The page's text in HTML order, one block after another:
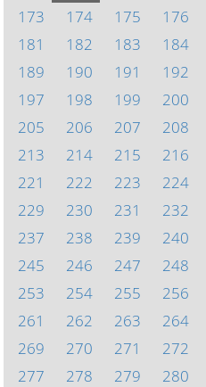
173
174 175 176
181
182 183 184
189
190 191 192
197
198 199 200
205
206 207 208
213
214 215 216
221
222 223 224
229
230 231 232
237
238 239 240
245
246 247 248
253
254 255 256
261
262 263 264
269
270 271 272
277
278 279 280